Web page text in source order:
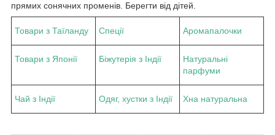
прямих сонячних променів. Берегти від дітей.
Товари з Таїланду Спеції Аромапалочки
Товари з Японії Біжутерія з Індії
Натуральні
парфуми
Чай з Індії Одяг, хустки з Індії Хна натуральна